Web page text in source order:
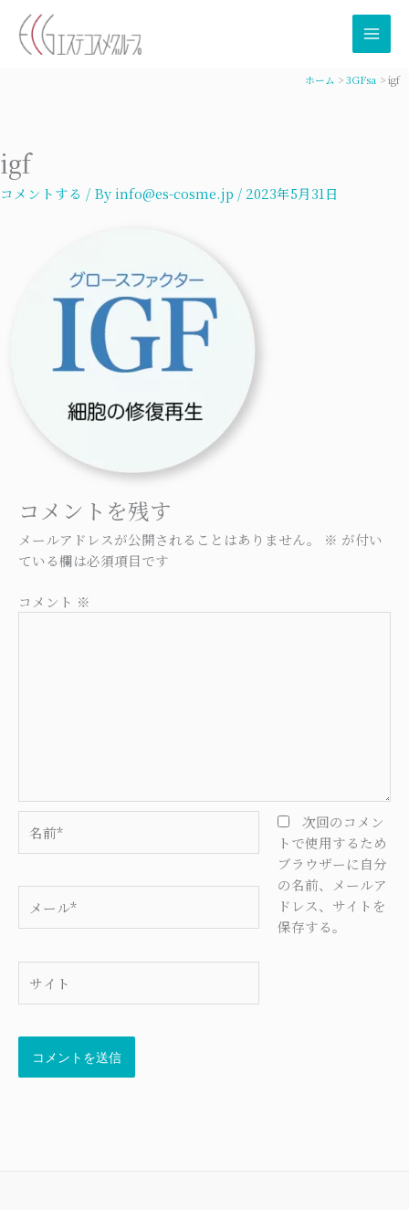
ホーム 3GFsa igf
igf
コメントする / Byinfo@es-cosme.jp / 2023年5月31日
コメントを残す
メールアドレスが公開されることはありません。 ※ が付い
ている欄は必須項目です
コメント ※
前
ー
*
次回のコメン
トで使用するため
ブラウザーに自分
の名前、メールア
ドレス、サイトを
保存する。